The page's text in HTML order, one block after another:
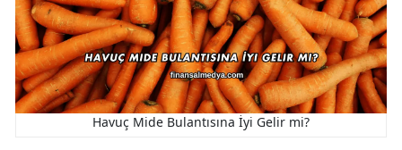
Havuç Mide Bulantısına İyi Gelir mi?